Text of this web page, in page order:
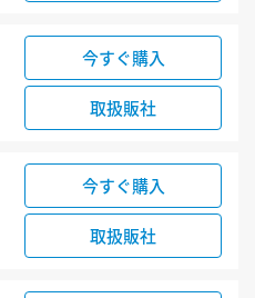
今すぐ購入
取扱販社
今すぐ購入
取扱販社